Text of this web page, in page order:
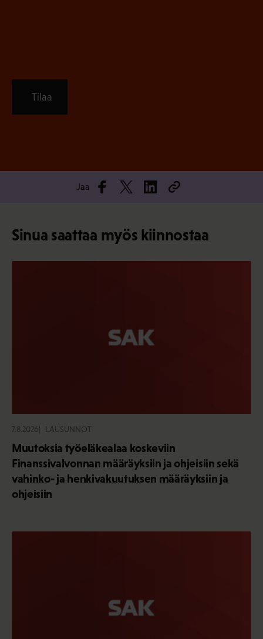
Tilaa
Jaa
Sinua saattaa myös kiinnostaa
7.8.2026 LAUSUNNOT
Muutoksia työeläkealaa koskeviin
Finanssivalvonnan määräyksiin ja ohjeisiin sekä
vahinko- ja henkivakuutuksen määräyksiin ja
ohjeisiin